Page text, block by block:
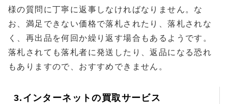
様の質問に丁寧に返事しなければなりません。な
お、満足できない価格で落札されたり、落札されな
く、再出品を何回か繰り返す場合もあるようです。
落札されても落札者に発送したり、返品になる恐れ
もありますので、おすすめできません。
3.インターネットの買取サービス